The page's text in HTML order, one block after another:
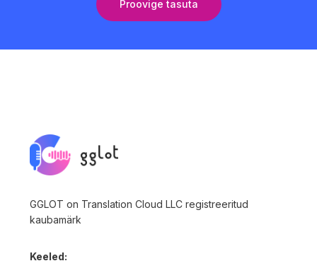
Proovige tasuta
GGLOT on Translation Cloud LLC registreeritud
kaubamärk
Keeled: